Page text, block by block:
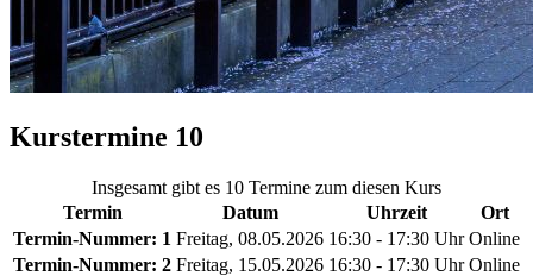
Kurstermine 10
Insgesamt gibt es 10 Termine zum diesen Kurs
Termin
Datum Uhrzeit
Ort
Termin-Nummer: 1 Freitag, 08.05.2026 16:30 - 17:30 Uhr Online
Termin-Nummer: 2 Freitag, 15.05.2026 16:30 - 17:30 Uhr Online